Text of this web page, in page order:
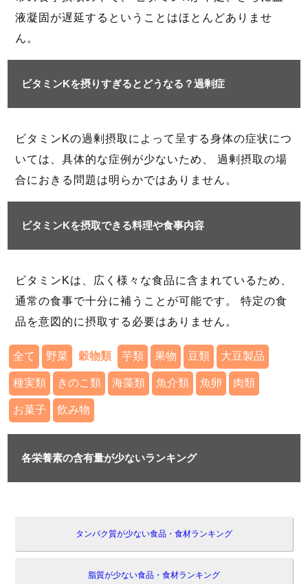
液凝固が遅延するということはほとんどありませ
ん。
ビタミンKを摂りすぎるとどうなる？過剰症
ビタミンKの過剰摂取によって呈する身体の症状につ
いては、具体的な症例が少ないため、 過剰摂取の場
合におきる問題は明らかではありません。
ビタミンKを摂取できる料理や食事内容
ビタミンKは、広く様々な食品に含まれているため、
通常の食事で十分に補うことが可能です。 特定の食
品を意図的に摂取する必要はありません。
全て 野菜 穀物類 芋類 果物 豆類 大豆製品
種実類 きのこ類 海藻類 魚介類 魚卵 肉類
お菓子 飲み物
各栄養素の含有量が少ないランキング
タンパク質が少ない食品・食材ランキング
脂質が少ない食品・食材ランキング